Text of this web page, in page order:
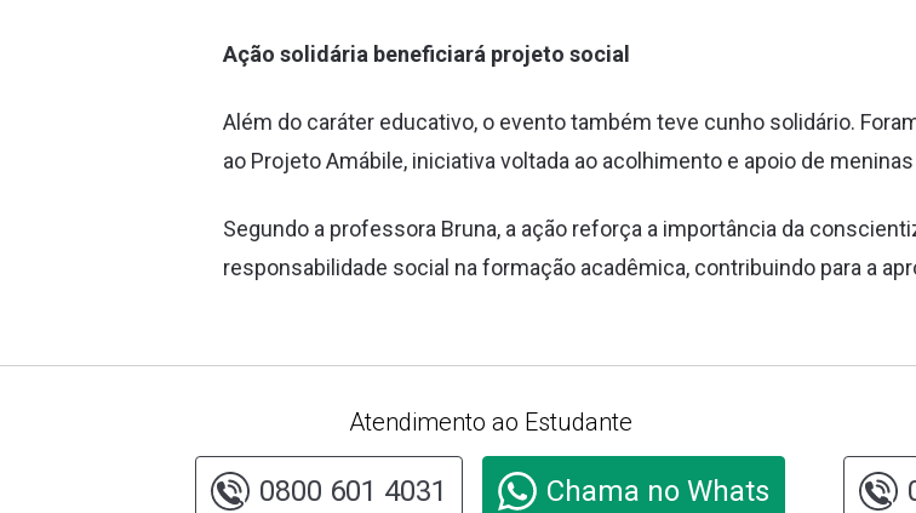
Ação solidária beneficiará projeto social
Além do caráter educativo, o evento também teve cunho solidário.
ao Projeto Amábile, iniciativa voltada ao acolhimento e apoio de
Segundo a professora Bruna, a ação reforça a importância da
responsabilidade social na formação acadêmica, contribuindo para a
Atendimento ao Estudante
0800 601 4031 Chama no Whats